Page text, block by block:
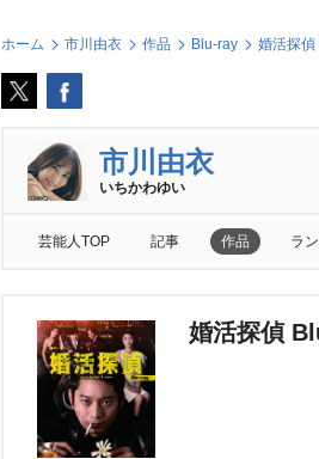
ホーム 市川由衣 作品 Blu-ray 婚活探
市川由衣
いちかわゆい
芸能人TOP 記事 作品 ラ
婚活探偵